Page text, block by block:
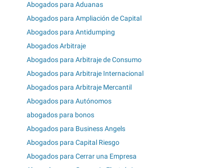
Abogados para Aduanas
Abogados para Ampliación de Capital
Abogados para Antidumping
Abogados Arbitraje
Abogados para Arbitraje de Consumo
Abogados para Arbitraje Internacional
Abogados para Arbitraje Mercantil
Abogados para Autónomos
abogados para bonos
Abogados para Business Angels
Abogados para Capital Riesgo
Abogados para Cerrar una Empresa